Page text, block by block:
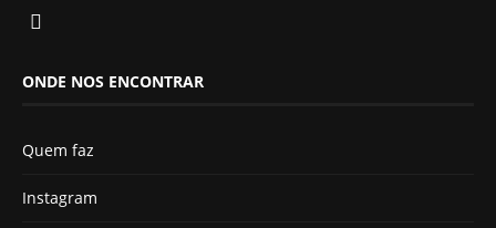
ONDE NOS ENCONTRAR
Quem faz
Instagram